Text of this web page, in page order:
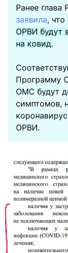
Ранее глава
заявила, что
ОРВИ будут
на ковид.
Программу
ОМС будут
симптомов,
ОРВИ.